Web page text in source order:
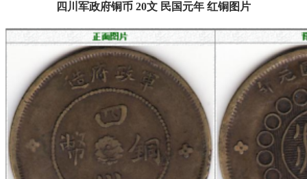
四川军政府铜币 20文 民国元年 红铜图片